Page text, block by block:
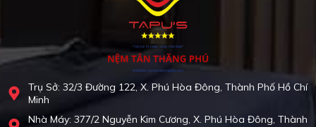
Trụ Sở: 32/3 Đường 122, X. Phú Hòa Đông, Thành Phố Hồ Chí
Minh
Nhà Máy: 377/2 Nguyễn Kim Cương, X. Phú Hòa Đông, Thành